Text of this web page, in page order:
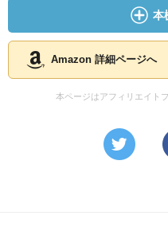
本
Amazon 詳細ページへ
本ページはアフィリエイト